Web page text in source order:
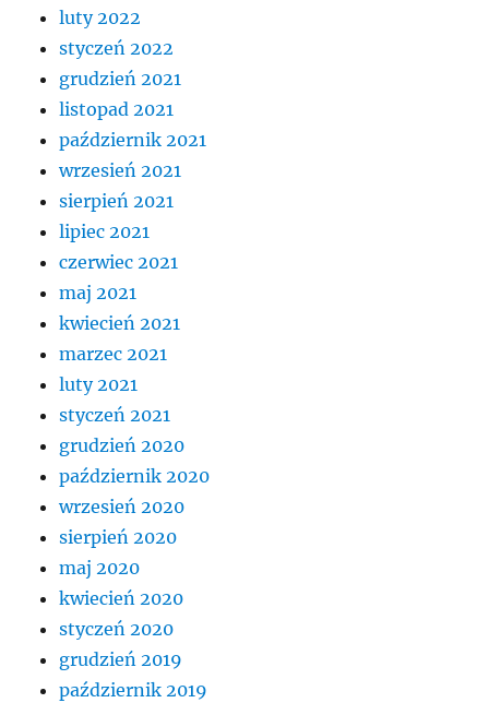
luty 2022
styczeń 2022
grudzień 2021
listopad 2021
październik 2021
wrzesień 2021
sierpień 2021
lipiec 2021
czerwiec 2021
maj 2021
kwiecień 2021
marzec 2021
luty 2021
styczeń 2021
grudzień 2020
październik 2020
wrzesień 2020
sierpień 2020
maj 2020
kwiecień 2020
styczeń 2020
grudzień 2019
październik 2019